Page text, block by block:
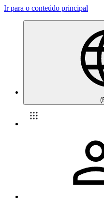
Ir para o conteúdo principal